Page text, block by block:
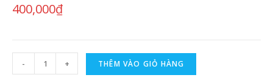
400,000₫
- + THÊM VÀO GIỎ HÀNG